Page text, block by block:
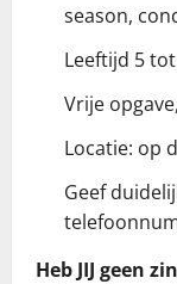
season,
Leeftijd 5
Vrije
Locatie: op
Geef
Heb JIJ geen